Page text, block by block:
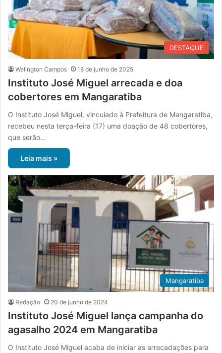
DESTAQUE
Welington Campos 18 de junho de 2025
Instituto José Miguel arrecada e doa
cobertores em Mangaratiba
O Instituto José Miguel, vinculado à Prefeitura de Mangaratiba,
recebeu nesta terça-feira (17) uma doação de 48 cobertores,
que serão…
Leia mais »
Mangaratiba
Redação 20 de junho de 2024
Instituto José Miguel lança campanha do
agasalho 2024 em Mangaratiba
O Instituto José Miguel acaba de iniciar as arrecadações para